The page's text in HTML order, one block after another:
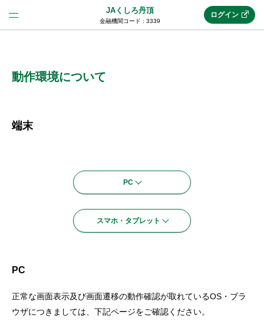
JAくしろ丹頂
金融機関コード : 3339
(法人JAネットバンク)
セキュリティ
使い方
ログイン
動作環境について
端末
PC
スマホ・タブレット
PC
正常な画面表示及び画面遷移の動作確認が取れているOS・ブラ
ウザにつきましては、下記ページをご確認ください。